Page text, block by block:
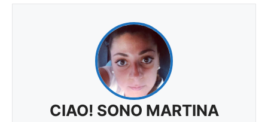
CIAO! SONO MARTINA